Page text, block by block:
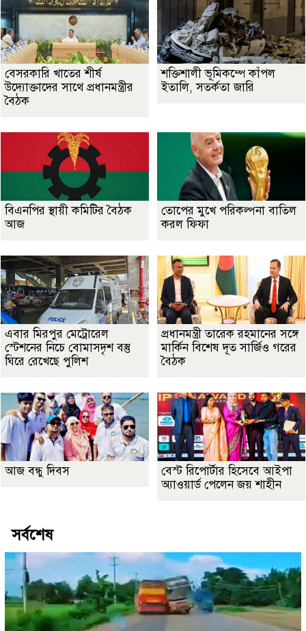
বেসরকারি খাতের শীর্ষ
উদ্যোক্তাদের সাথে প্রধানমন্ত্রীর
বৈঠক
শক্তিশালী ভূমিকম্পে কাঁপল
ইতালি, সতর্কতা জারি
বিএনপির স্থায়ী কমিটির বৈঠক
আজ
তোপের মুখে পরিকল্পনা বাতিল
করল ফিফা
এবার মিরপুর মেট্রোরেল
স্টেশনের নিচে বোমাসদৃশ বস্তু
ঘিরে রেখেছে পুলিশ
প্রধানমন্ত্রী তারেক রহমানের সঙ্গে
মার্কিন বিশেষ দূত সার্জিও গরের
বৈঠক
আজ বন্ধু দিবস
বেস্ট রিপোর্টার হিসেবে আইপা
অ্যাওয়ার্ড পেলেন জয় শাহীন
সর্বশেষ